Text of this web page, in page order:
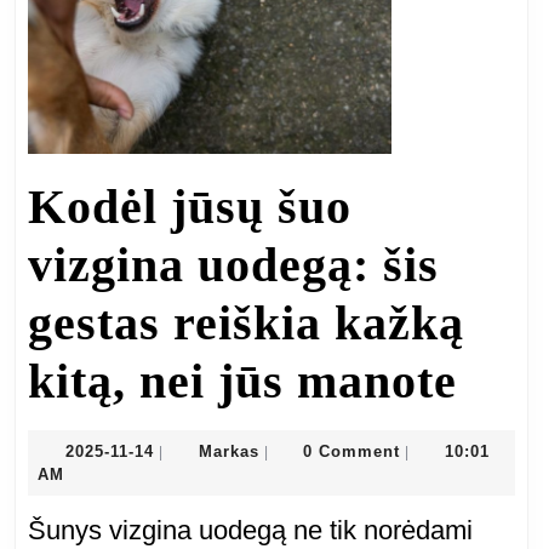
Kodėl jūsų šuo
vizgina uodegą: šis
gestas reiškia kažką
kitą, nei jūs manote
2025-11-142025-
MarkasMarkas0 Comment
10:01
AM
Šunys vizgina uodegą ne tik norėdami